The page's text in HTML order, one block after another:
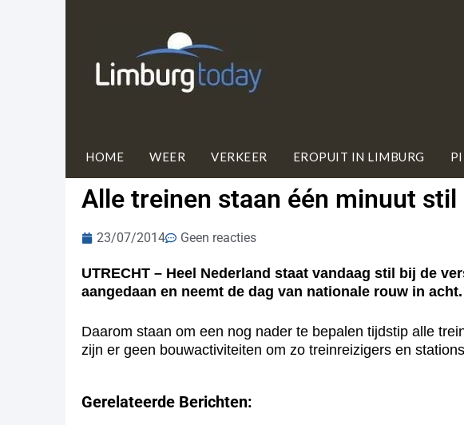
HOME WEER VERKEER EROPUIT IN LIMBURG
Alle treinen staan één minuut stil
23/07/2014 Geen reacties
UTRECHT – Heel Nederland staat vandaag stil bij de
aangedaan en neemt de dag van nationale rouw in acht.
Daarom staan om een nog nader te bepalen tijdstip alle
zijn er geen bouwactiviteiten om zo treinreizigers en
Gerelateerde Berichten: